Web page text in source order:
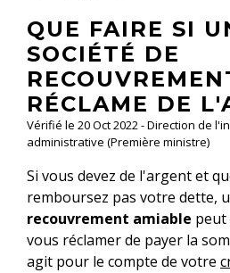
QUE FAIRE SI
SOCIÉTÉ DE
RÉCLAME DE
Vérifié le 20 Oct 2022 - Direction de
administrative (Première ministre)
Si vous devez de l'argent et
remboursez pas votre dette,
recouvrement amiable peut
vous réclamer de payer la
agit pour le compte de votre